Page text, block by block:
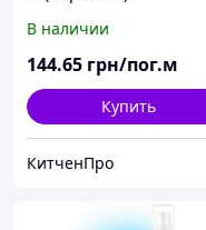
В наличии
144.65 грн/пог.м
Купить
КитченПро